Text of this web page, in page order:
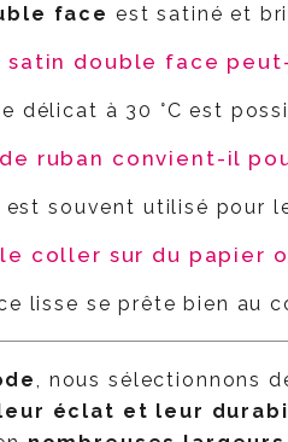
face est satiné et
satin double face
délicat à 30 °C est
ruban convient-il
souvent utilisé pour
coller sur du papier
lisse se prête bien au
, nous sélectionnons
éclat et leur